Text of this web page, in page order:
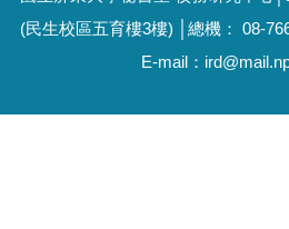
(民生校區五育樓3樓) │總機： 08-
E-mail：